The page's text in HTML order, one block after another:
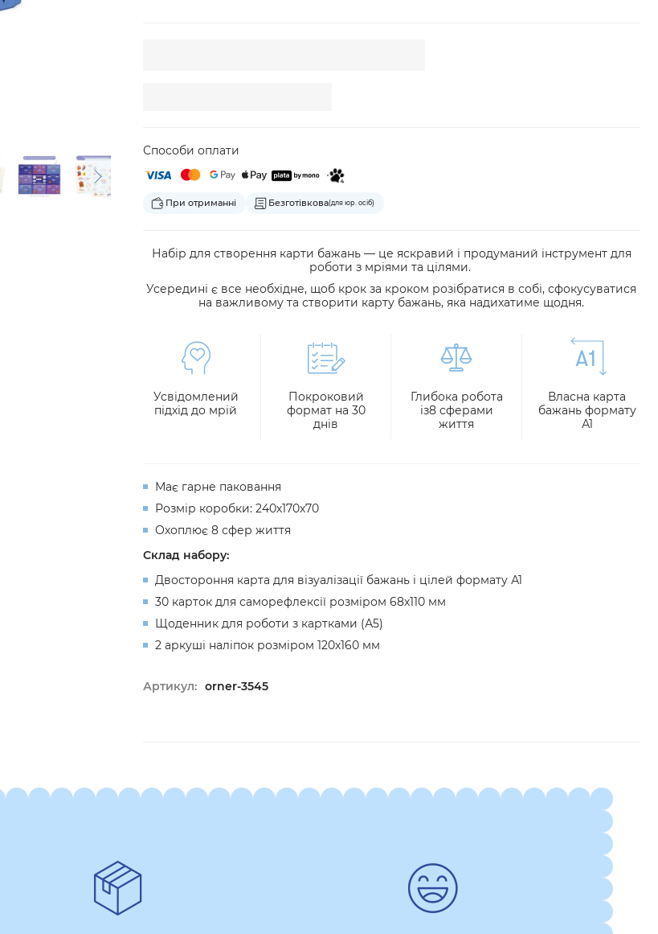
Способи оплати
При отриманні Безготівкова(для юр. осіб)
Набір для створення карти бажань — це яскравий і продуманий інструмент для
роботи з мріями та цілями.
Усередині є все необхідне, щоб крок за кроком розібратися в собі, сфокусуватися
на важливому та створити карту бажань, яка надихатиме щодня.
Усвідомлений
підхід до мрій
Покроковий
формат на 30
днів
Глибока робота
із8 сферами
життя
Власна карта
бажань формату
А1
Має гарне паковання
Розмір коробки: 240х170х70
Охоплює 8 сфер життя
Склад набору:
Двостороння карта для візуалізації бажань і цілей формату А1
30 карток для саморефлексії розміром 68х110 мм
Щоденник для роботи з картками (А5)
2 аркуші наліпок розміром 120х160 мм
Артикул: orner-3545